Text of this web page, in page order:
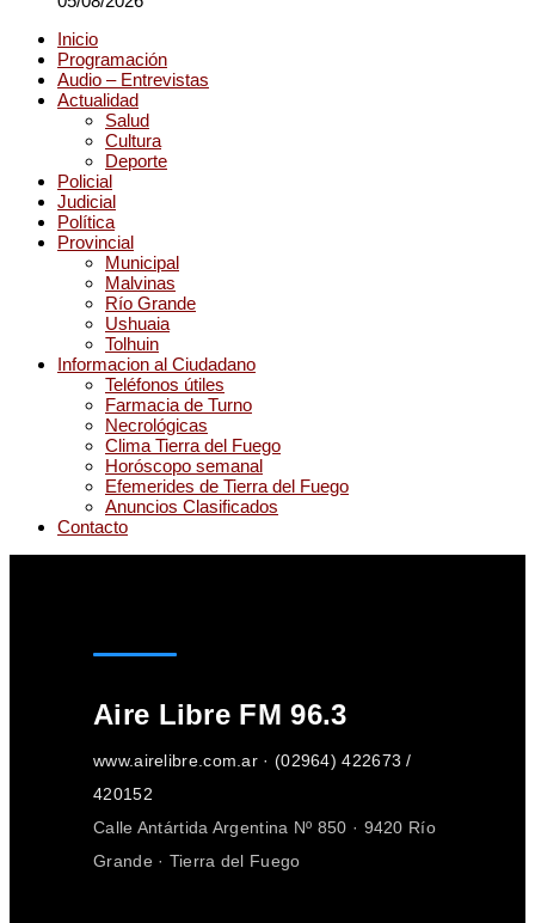
Inicio
Programación
Audio – Entrevistas
Actualidad
Salud
Cultura
Deporte
Policial
Judicial
Política
Provincial
Municipal
Malvinas
Río Grande
Ushuaia
Tolhuin
Informacion al Ciudadano
Teléfonos útiles
Farmacia de Turno
Necrológicas
Clima Tierra del Fuego
Horóscopo semanal
Efemerides de Tierra del Fuego
Anuncios Clasificados
Contacto
Aire Libre FM 96.3
www.airelibre.com.ar · (02964) 422673 /
420152
Calle Antártida Argentina Nº 850 · 9420 Río
Grande · Tierra del Fuego